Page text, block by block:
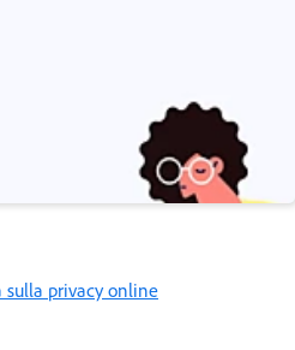
sulla privacy online